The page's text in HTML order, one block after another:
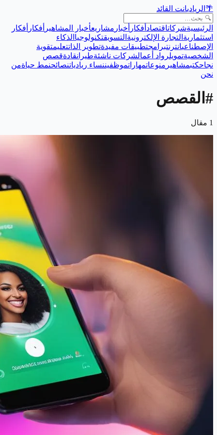
🌴 الرياديانت القائد
الرئيسيةشركاتاقتصاد أفكار أخبار مشاريعأخبار المشاهير أفكار أفكار
استثمارية التجارة الإلكترونية التسويقتكنولوجيا الذكاء
الإصطناعيانترنتبرامجتطبيقات مفيدةتطوير الذاتتعليمتقوية
الشخصيةتمويلرواد أعمالشركات ناشئةطيرانقادةقصص
نجاحكتبمشاهير منوعاتمهاراتموظفيننساء ريادياتنصائحنمط حياةمن
نحن
# القصص
1 مقال